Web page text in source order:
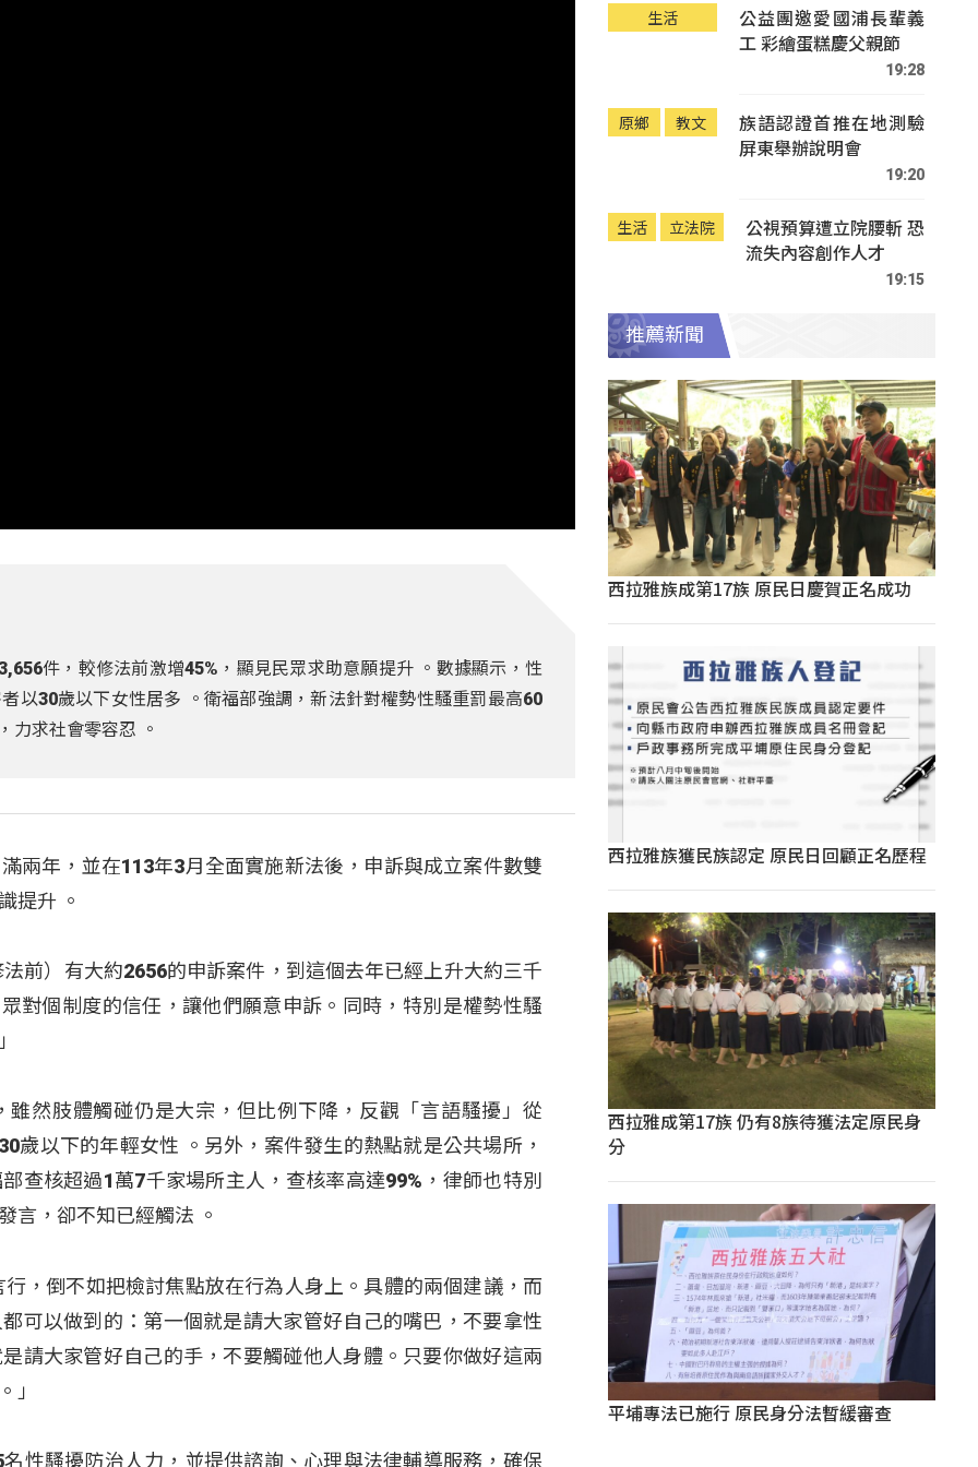
件，較修法前激增45%，顯見民眾求助意願提升 。數據顯示，性
以30歲以下女性居多
。衛福部強調，新法針對權勢性騷重罰最高60
力求社會零容忍 。
兩年，並在113年3月全面實施新法後，申訴與成立案件數雙
提升 。
前）有大約2656的申訴案件，到這個去年已經上升大約三千
對個制度的信任，讓他們願意申訴。同時，特別是權勢性騷
然肢體觸碰仍是大宗，但比例下降，反觀「言語騷擾」從
歲以下的年輕女性 。另外，案件發生的熱點就是公共場所，
查核超過1萬7千家場所主人，查核率高達99%，律師也特別
言，卻不知已經觸法 。
，倒不如把檢討焦點放在行為人身上。具體的兩個建議，而
可以做到的：第一個就是請大家管好自己的嘴巴，不要拿性
請大家管好自己的手，不要觸碰他人身體。只要你做好這兩
」
性騷擾防治人力，並提供諮詢、心理與法律輔導服務，確保
生活
公益團邀愛國浦長輩義
工 彩繪蛋糕慶父親節
19:28
原鄉 教文
族語認證首推在地測驗
屏東舉辦說明會
19:20
生活 立法院
公視預算遭立院腰斬 恐
流失內容創作人才
19:15
推薦新聞
西拉雅族成第17族 原民日慶賀正名成功
西拉雅族獲民族認定 原民日回顧正名歷程
西拉雅成第17族 仍有8族待獲法定原民身
分
平埔專法已施行 原民身分法暫緩審查